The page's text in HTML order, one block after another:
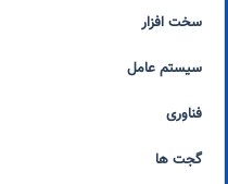
سخت افزار
سیستم عامل
فناوری
گجت ها